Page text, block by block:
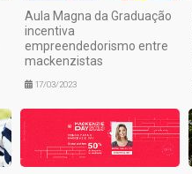
Aula Magna da Graduação
incentiva
empreendedorismo entre
mackenzistas
17/03/2023